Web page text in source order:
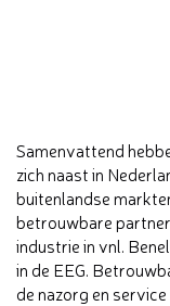
Samenvattend
zich naast in
buitenlandse
betrouwbare
industrie in vnl.
in de EEG.
de nazorg en